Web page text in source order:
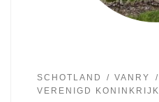
SCHOTLAND
VANRY
VERENIGD KONINKRIJK